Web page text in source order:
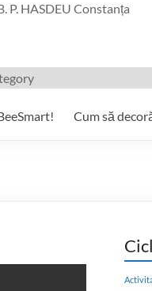
P. HASDEU Constanța
Cum să